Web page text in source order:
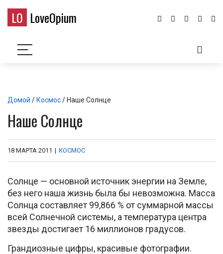
LO LoveOpium
Домой / Космос/ Наше Солнце
Наше Солнце
18 МАРТА 2011 | КОСМОС
Солнце — основной источник энергии на Земле,
без него наша жизнь была бы невозможна. Масса
Солнца составляет 99,866 % от суммарной массы
всей Солнечной системы, а температура центра
звезды достигает 16 миллионов градусов.
Грандиозные цифры, красивые фотографии.